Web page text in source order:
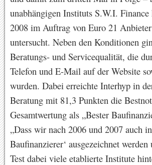
unabhängigen Instituts S.W.I.
2008 im Auftrag von Euro 21
untersucht. Neben den Konditionen
Beratungs- und Servicequalität, die
Telefon und E-Mail auf der Website
wurden. Dabei erreichte Interhyp in
Beratung mit 81,3 Punkten die
Gesamtwertung als „Bester
„Dass wir nach 2006 und 2007 auch
Baufinanzierer‘ ausgezeichnet
Test dabei viele etablierte Institute